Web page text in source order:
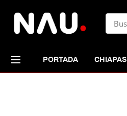
PORTADA CHIAPAS